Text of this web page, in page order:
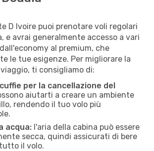
D Ivoire puoi prenotare voli regolari
e avrai generalmente accesso a vari
al premium, che
le tue esigenze. Per migliorare la
ti consigliamo di:
per la cancellazione del
aiutarti a creare un ambiente
rendendo il tuo volo più
acqua: l'aria della cabina può essere
secca, quindi assicurati di bere
il volo.